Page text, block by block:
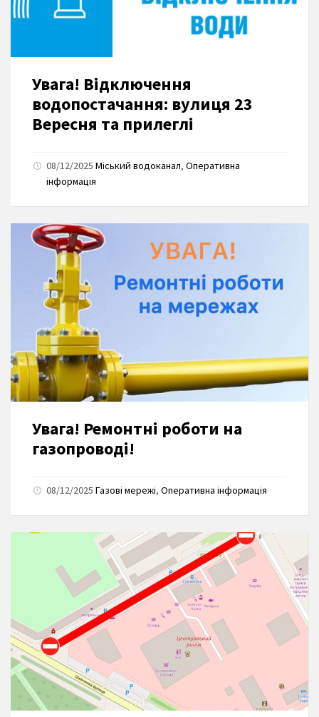
Увага! Відключення
водопостачання: вулиця 23
Вересня та прилеглі
08/12/2025 Міський водоканал, Оперативна
інформація
Увага! Ремонтні роботи на
газопроводі!
08/12/2025 Газові мережі, Оперативна інформація